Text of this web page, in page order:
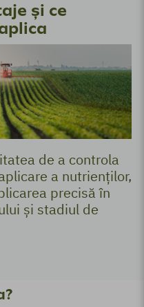
și ce
de a controla
a nutrienților,
precisă în
și stadiul de